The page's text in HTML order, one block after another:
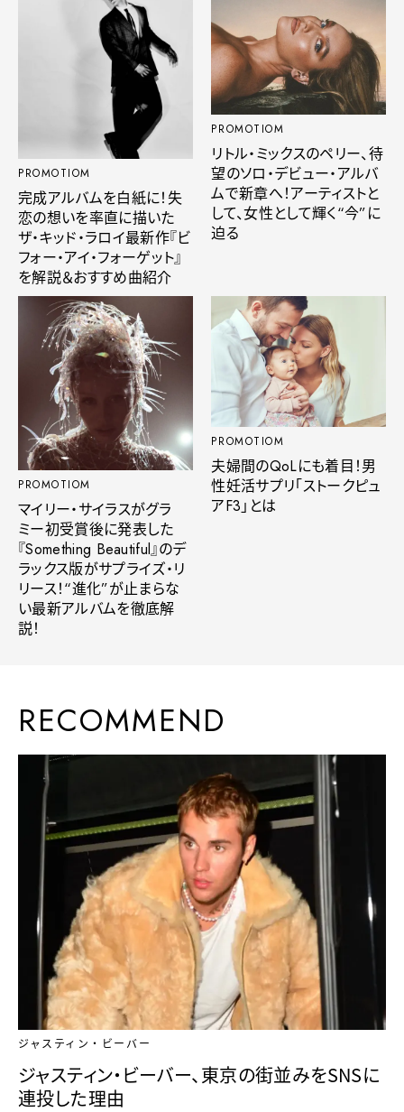
PROMOTIOM
完成アルバムを白紙に！失
恋の想いを率直に描いた
ザ・キッド・ラロイ最新作『ビ
フォー・アイ・フォーゲット』
を解説＆おすすめ曲紹介
PROMOTIOM
リトル・ミックスのペリー、待
望のソロ・デビュー・アルバ
ムで新章へ！アーティストと
して、女性として輝く“今”に
迫る
PROMOTIOM
マイリー・サイラスがグラ
ミー初受賞後に発表した
『Something Beautiful』のデ
ラックス版がサプライズ・リ
リース！“進化”が止まらな
い最新アルバムを徹底解
説！
PROMOTIOM
夫婦間のQoLにも着目！男
性妊活サプリ「ストークピュ
アF3」とは
RECOMMEND
ジャスティン・ビーバー
ジャスティン・ビーバー、東京の街並みをSNSに
連投した理由